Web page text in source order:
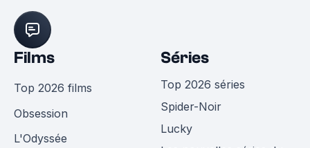
Films
Top 2026 films
Obsession
L'Odyssée
Séries
Top 2026 séries
Spider-Noir
Lucky